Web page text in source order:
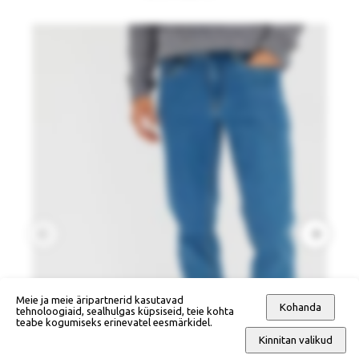
Meie ja meie äripartnerid kasutavad
tehnoloogiaid, sealhulgas küpsiseid, teie kohta
teabe kogumiseks erinevatel eesmärkidel.
Kohanda
Kinnitan valikud